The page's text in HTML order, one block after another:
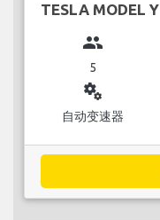
TESLA MODEL Y
group
5
miscellaneous_services
自动变速器